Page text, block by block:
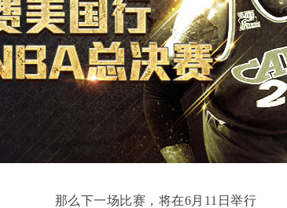
那么下一场比赛，将在6月11日举行